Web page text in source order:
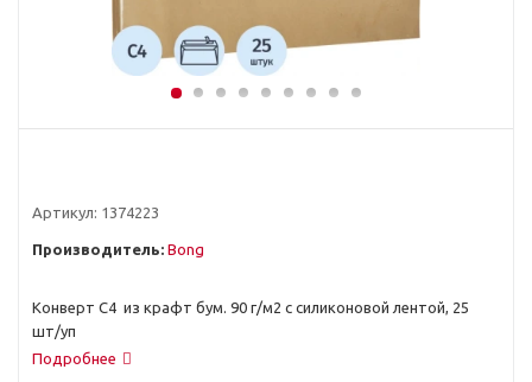
Артикул: 1374223
Производитель: Bong
Конверт С4 из крафт бум. 90 г/м2 с силиконовой лентой, 25
шт/уп
Подробнее